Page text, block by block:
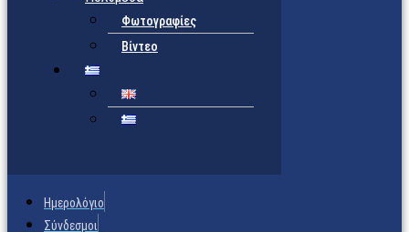
Φωτογραφίες
Βίντεο
Ημερολόγιο
Σύνδεσμοι